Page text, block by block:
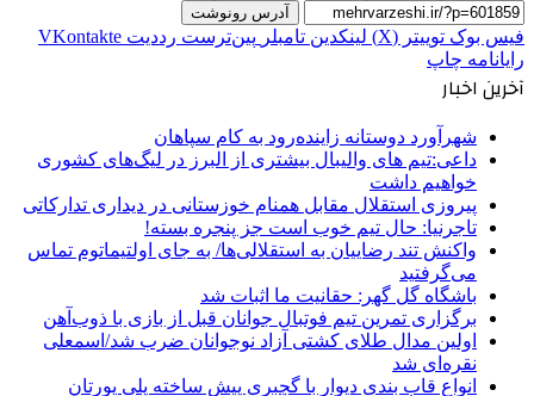
آدرس رونوشت
فیس بوک توییتر (X) لینکدین ‫تامبلر ‫پین‌ترست ‫رددیت ‫VKontakte
رایانامه چاپ
آخرین اخبار
شهرآورد دوستانه زاینده‌رود به کام سپاهان
داعی:تیم های والیبال بیشتری از البرز در لیگ‌های کشوری
خواهیم داشت
پیروزی استقلال مقابل همنام خوزستانی در دیداری تدارکاتی
تاجرنیا: حال تیم خوب است جز پنجره بسته!
واکنش تند رضاییان به استقلالی‌ها/ به جای اولتیماتوم تماس
می‌گرفتید
باشگاه گل گهر: حقانیت ما اثبات شد
برگزاری تمرین تیم فوتبال جوانان قبل از بازی با ذوب‌آهن
اولین مدال طلای کشتی آزاد نوجوانان ضرب شد/اسمعلی
نقره‌ای شد
انواع قاب بندی دیوار با گچبری پیش ساخته پلی یورتان